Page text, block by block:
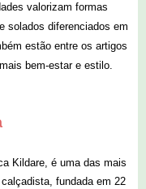
valorizam formas
solados diferenciados em
estão entre os artigos
bem-estar e estilo.
Kildare, é uma das mais
fundada em 22